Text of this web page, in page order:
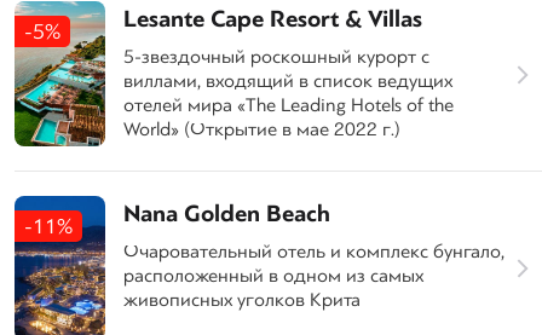
-5% Lesante Cape Resort & Villas
5-звездочный роскошный курорт с
виллами, входящий в список ведущих
отелей мира «The Leading Hotels of the
World» (Открытие в мае 2022 г.)
-11% Nana Golden Beach
Очаровательный отель и комплекс бунгало,
расположенный в одном из самых
живописных уголков Крита